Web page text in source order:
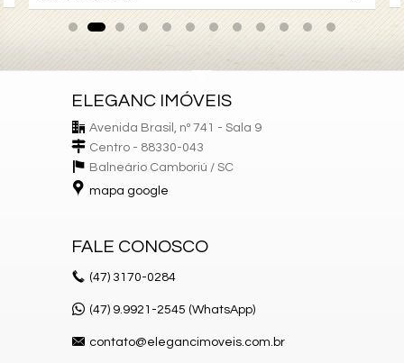
ELEGANC IMÓVEIS
Avenida Brasil, nº 741 - Sala 9
Centro - 88330-043
Balneário Camboriú / SC
mapa google
FALE CONOSCO
(47) 3170-0284
(47) 9.9921-2545 (WhatsApp)
contato@elegancimoveis.com.br